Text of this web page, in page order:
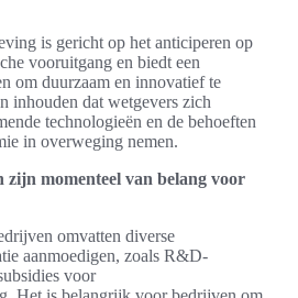
is gericht op het anticiperen op
vooruitgang en biedt een
om duurzaam en innovatief te
inhouden dat wetgevers zich
technologieën en de behoeften
in overweging nemen.
zijn momenteel van belang voor
omvatten diverse
aanmoedigen, zoals R&D-
voor